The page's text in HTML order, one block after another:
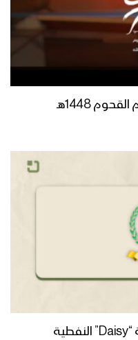
1448هـ
القوات المسلحة تستهدف سفينة “Daisy” النفطية